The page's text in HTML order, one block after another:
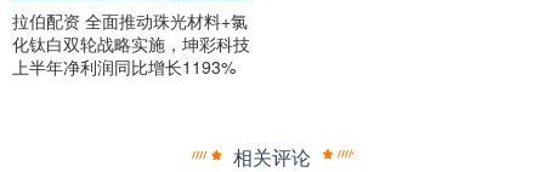
拉伯配资 全面推动珠光材料+氯
化钛白双轮战略实施，坤彩科技
上半年净利润同比增长1193%
相关评论